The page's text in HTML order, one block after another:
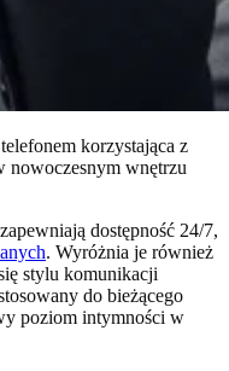
korzystająca z
nowoczesnym wnętrzu
dostępność 24/7,
. Wyróżnia je również
stylu komunikacji
do bieżącego
poziom intymności w